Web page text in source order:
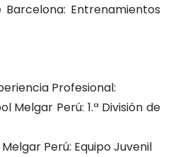
Barcelona: Entrenamientos
Profesional:
Melgar Perú: 1.ª División de
Perú: Equipo Juvenil